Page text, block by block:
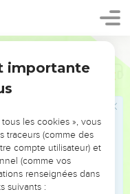
!
VOUS ÉVITER LES
importante
les cookies », vous
traceurs (comme des
compte utilisateur) et
(comme vos
renseignées dans
suivants :